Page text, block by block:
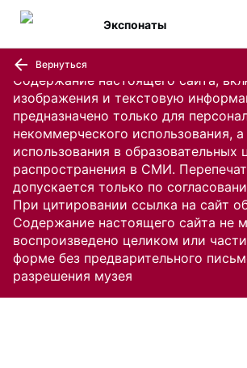
Содержание настоящего сайта,
изображения и текстовую
предназначено только для
некоммерческого использования,
использования в образовательных
распространения в СМИ.
допускается только по
При цитировании ссылка на сайт
Содержание настоящего сайта не
воспроизведено целиком или
форме без предварительного
разрешения музея
Экспонаты
Вернуться